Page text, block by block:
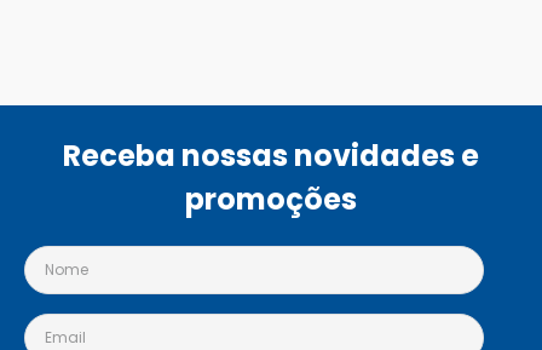
Receba nossas novidades e
promoções